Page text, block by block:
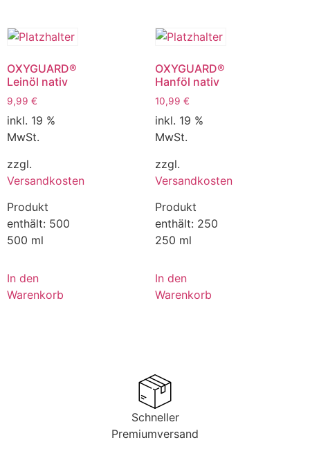
OXYGUARD®
Leinöl nativ
9,99 €
inkl. 19 %
MwSt.
zzgl.
Versandkosten
Produkt
enthält: 500
500 ml
In den
Warenkorb
OXYGUARD®
Hanföl nativ
10,99 €
inkl. 19 %
MwSt.
zzgl.
Versandkosten
Produkt
enthält: 250
250 ml
In den
Warenkorb
Schneller
Premiumversand